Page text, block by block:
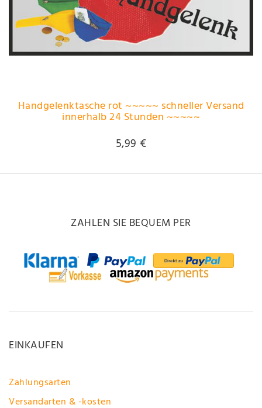
Handgelenktasche rot ~~~~~ schneller Versand
innerhalb 24 Stunden ~~~~~
5,99 €
ZAHLEN SIE BEQUEM PER
EINKAUFEN
Zahlungsarten
Versandarten & -kosten